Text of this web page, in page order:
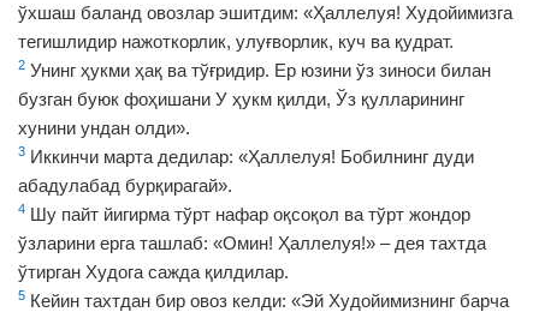
ўхшаш баланд овозлар эшитдим: «Ҳаллелуя! Худойимизга
тегишлидир нажоткорлик, улуғворлик, куч ва қудрат.
2 Унинг ҳукми ҳақ ва тўғридир. Ер юзини ўз зиноси билан
бузган буюк фоҳишани У ҳукм қилди, Ўз қулларининг
хунини ундан олди».
3 Иккинчи марта дедилар: «Ҳаллелуя! Бобилнинг дуди
абадулабад бурқирагай».
4 Шу пайт йигирма тўрт нафар оқсоқол ва тўрт жондор
ўзларини ерга ташлаб: «Омин! Ҳаллелуя!» – дея тахтда
ўтирган Худога сажда қилдилар.
5 Кейин тахтдан бир овоз келди: «Эй Худойимизнинг барча